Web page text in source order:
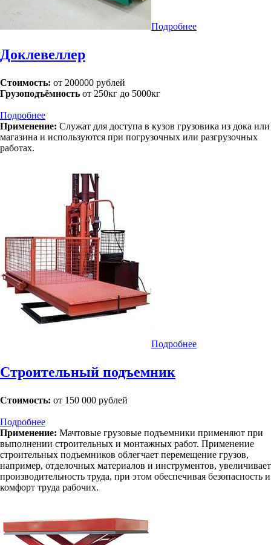
Подробнее
Доклевеллер
Стоимость: от 200000 рублей
Грузоподъёмность от 250кг до 5000кг
Подробнее
Применение: Служат для доступа в кузов грузовика из дока или
магазина и используются при погрузочных или разгрузочных
работах.
Подробнее
Строительный подъемник
Стоимость: от 150 000 рублей
Подробнее
Применение: Мачтовые грузовые подъемники применяют при
выполнении строительных и монтажных работ. Применение
строительных подъемников облегчает перемещение грузов,
например, отделочных материалов и инструментов, увеличивает
производительность труда, при этом обеспечивая безопасность и
комфорт труда рабочих.